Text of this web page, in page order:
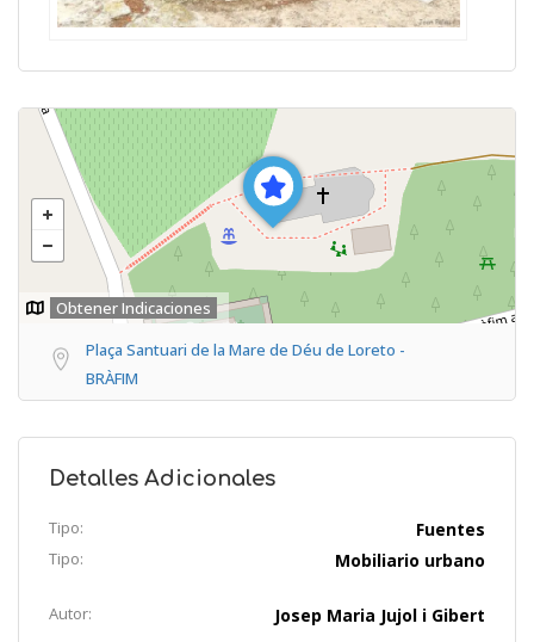
Obtener Indicaciones
Plaça Santuari de la Mare de Déu de Loreto -
BRÀFIM
Detalles Adicionales
Tipo: Fuentes
Tipo: Mobiliario urbano
Autor: Josep Maria Jujol i Gibert